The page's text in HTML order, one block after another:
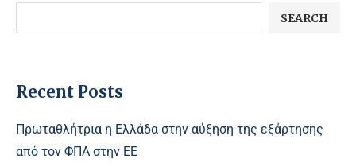
SEARCH
Recent Posts
Πρωταθλήτρια η Ελλάδα στην αύξηση της εξάρτησης
από τον ΦΠΑ στην ΕΕ